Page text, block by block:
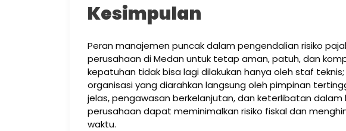
Kesimpulan
Peran manajemen puncak dalam pengendalian risiko
perusahaan di Medan untuk tetap aman, patuh, dan
kepatuhan tidak bisa lagi dilakukan hanya oleh staf
organisasi yang diarahkan langsung oleh pimpinan
jelas, pengawasan berkelanjutan, dan keterlibatan
perusahaan dapat meminimalkan risiko fiskal dan
waktu.